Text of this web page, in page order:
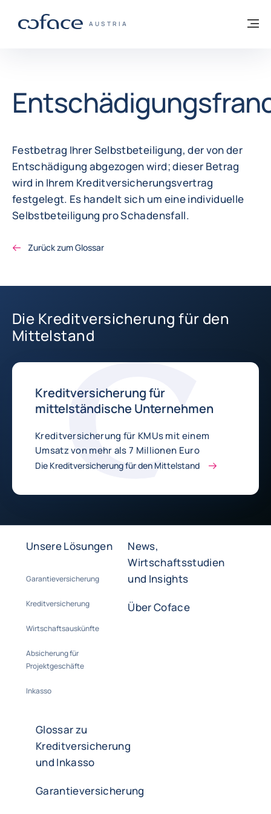
COFACE FOR TRADE - WEBSEITE DER
AUSTRIA
Zurück zur Startseite
Festbetrag Ihrer Selbstbeteiligung, der von der
Entschädigung abgezogen wird; dieser Betrag
wird in Ihrem Kreditversicherungsvertrag
festgelegt. Es handelt sich um eine individuelle
Selbstbeteiligung pro Schadensfall.
Zurück zum Glossar
Die Kreditversicherung für den
Mittelstand
Kreditversicherung für
mittelständische Unternehmen
Kreditversicherung für KMUs mit einem
Umsatz von mehr als 7 Millionen Euro
Die Kreditversicherung für den Mittelstand
Unsere Lösungen
Garantieversicherung
Kreditversicherung
Wirtschaftsauskünfte
Absicherung für
Projektgeschäfte
Inkasso
News,
Wirtschaftsstudien
und Insights
Über Coface
Glossar zu
Kreditversicherung
und Inkasso
Garantieversicherung